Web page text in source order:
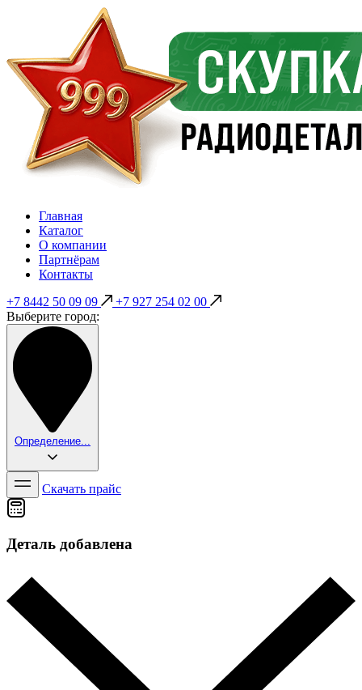
Главная
Каталог
О компании
Партнёрам
Контакты
+7 8442 50 09 09
+7 927 254 02 00
Выберите город:
Определение...
Скачать прайс
Деталь добавлена